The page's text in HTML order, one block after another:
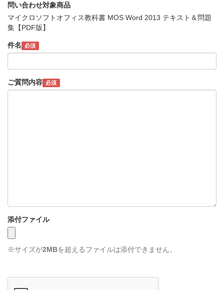
問い合わせ対象商品
マイクロソフトオフィス教科書 MOS Word 2013 テキスト＆問題
集【PDF版】
件名 必須
ご質問内容 必須
添付ファイル
※サイズが2MBを超えるファイルは添付できません。